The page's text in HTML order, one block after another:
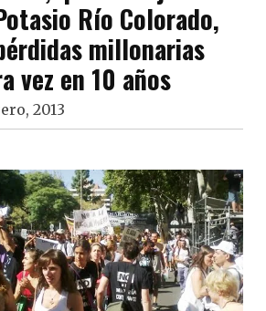
Río Colorado,
millonarias
vez en 10 años
2013